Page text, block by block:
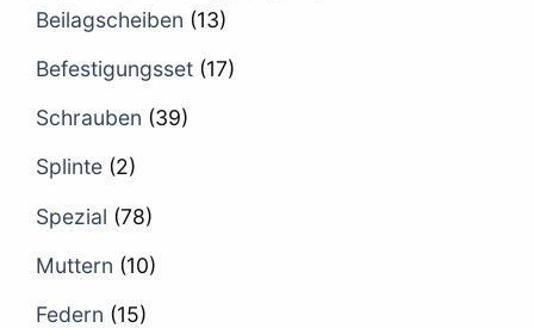
Beilagscheiben (13)
Befestigungsset (17)
Schrauben (39)
Splinte (2)
Spezial (78)
Muttern (10)
Federn (15)